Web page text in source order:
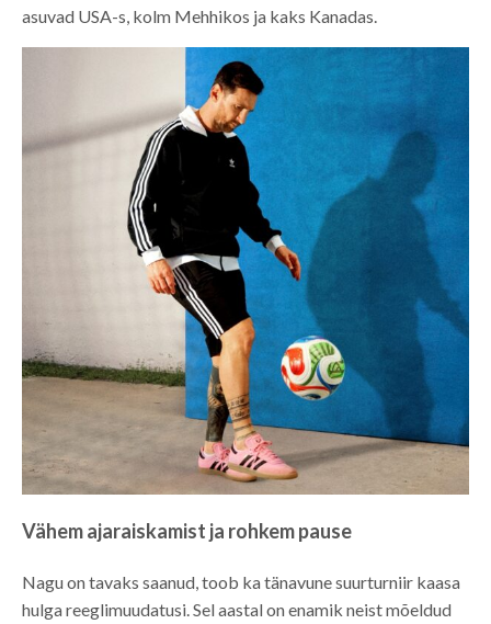
asuvad USA-s, kolm Mehhikos ja kaks Kanadas.
Vähem ajaraiskamist ja rohkem pause
Nagu on tavaks saanud, toob ka tänavune suurturniir kaasa
hulga reeglimuudatusi. Sel aastal on enamik neist mõeldud